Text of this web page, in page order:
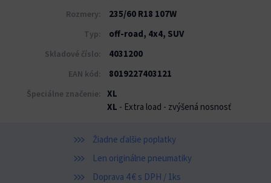
Rozmery: 235/60 R18 107W
Typ: off-road, 4x4, SUV
Skladové číslo: 4031200
EAN kód: 8019227403121
Špeciálne značenie:
XL
XL - Extra load - zvýšená nosnosť
Žiadne ďalšie poplatky
Len originálne pneumatiky
Doprava 4 € s DPH / 1ks